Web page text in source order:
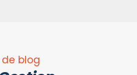
blog